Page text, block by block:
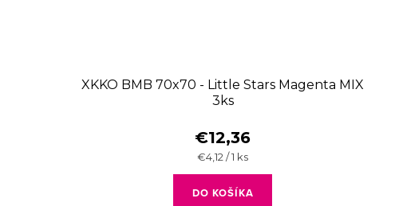
XKKO BMB 70x70 - Little Stars Magenta MIX
3ks
€12,36
Jednotková
cena:
€4,12 / 1 ks
DO KOŠÍKA